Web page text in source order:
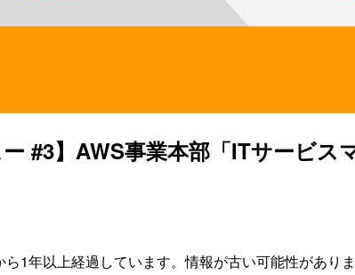
ー #3】AWS事業本部「ITサービ
1年以上経過しています。情報が古い可能性があり